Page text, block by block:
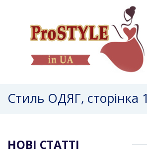
Стиль ОДЯГ, сторінка 1
НОВІ СТАТТІ